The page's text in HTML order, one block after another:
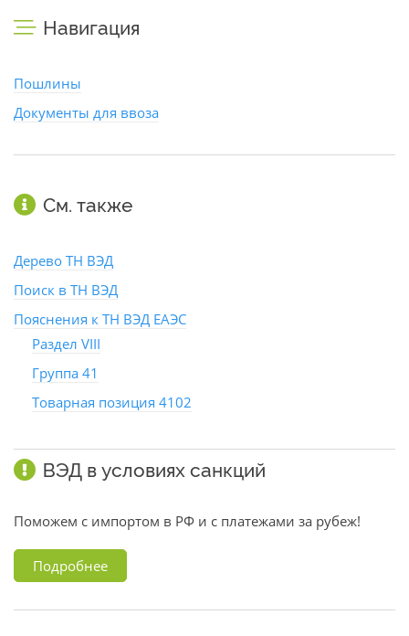
Навигация
Пошлины
Документы для ввоза
См. также
Дерево ТН ВЭД
Поиск в ТН ВЭД
Пояснения к ТН ВЭД ЕАЭС
Раздел VIII
Группа 41
Товарная позиция 4102
ВЭД в условиях санкций
Поможем с импортом в РФ и с платежами за рубеж!
Подробнее